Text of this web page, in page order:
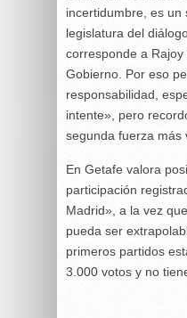
incertidumbre, es un
legislatura del
corresponde a
Gobierno. Por eso
responsabilidad,
intente», pero
segunda fuerza más
En Getafe valora
participación
Madrid», a la vez
pueda ser
primeros partidos
3.000 votos y no